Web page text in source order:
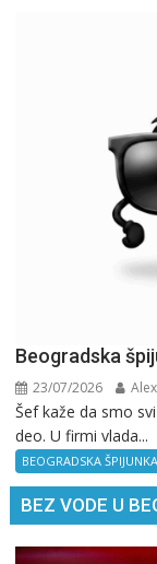
Beogradska
23/07/2026 Alex
Šef kaže da smo
deo. U firmi vlada...
BEOGRADSKA ŠPIJUNKA
BEZ VODE U